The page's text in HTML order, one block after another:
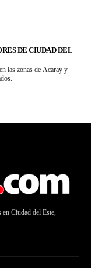
DE CIUDAD DEL
las zonas de Acaray y
Ciudad del Este,